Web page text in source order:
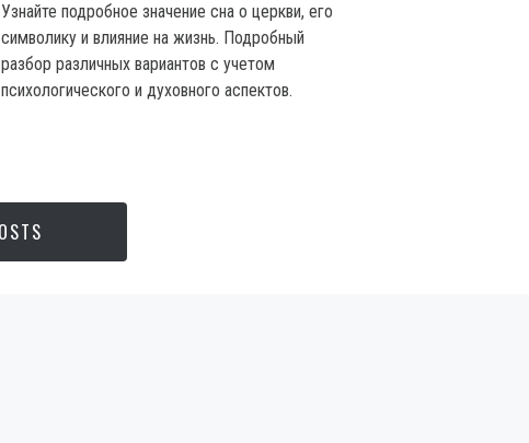
Узнайте подробное значение сна о церкви, его
символику и влияние на жизнь. Подробный
разбор различных вариантов с учетом
психологического и духовного аспектов.